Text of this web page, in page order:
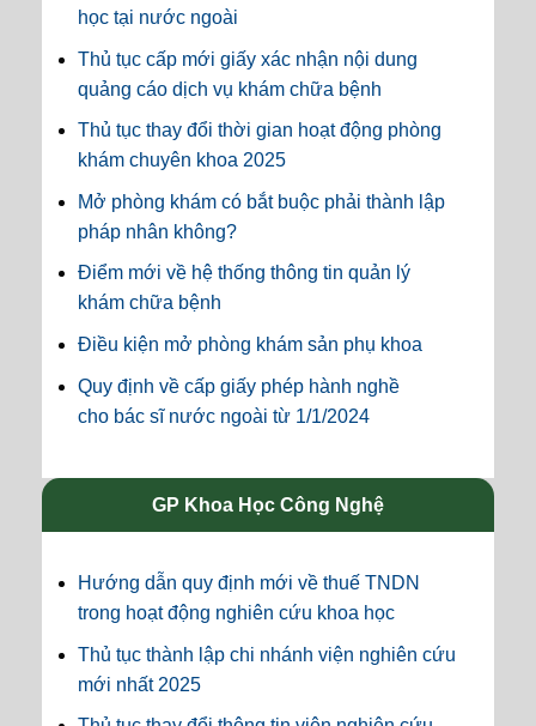
học tại nước ngoài
Thủ tục cấp mới giấy xác nhận nội dung
quảng cáo dịch vụ khám chữa bệnh
Thủ tục thay đổi thời gian hoạt động phòng
khám chuyên khoa 2025
Mở phòng khám có bắt buộc phải thành lập
pháp nhân không?
Điểm mới về hệ thống thông tin quản lý
khám chữa bệnh
Điều kiện mở phòng khám sản phụ khoa
Quy định về cấp giấy phép hành nghề
cho bác sĩ nước ngoài từ 1/1/2024
GP Khoa Học Công Nghệ
Hướng dẫn quy định mới về thuế TNDN
trong hoạt động nghiên cứu khoa học
Thủ tục thành lập chi nhánh viện nghiên cứu
mới nhất 2025